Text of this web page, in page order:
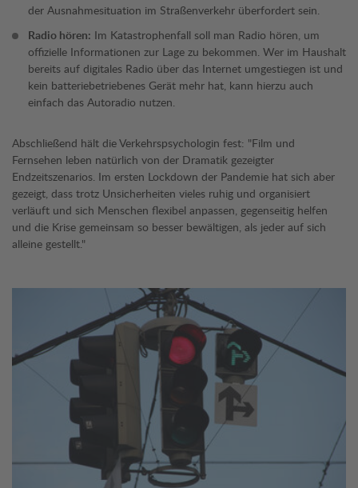
der Ausnahmesituation im Straßenverkehr überfordert sein.
Radio hören: Im Katastrophenfall soll man Radio hören, um
offizielle Informationen zur Lage zu bekommen. Wer im Haushalt
bereits auf digitales Radio über das Internet umgestiegen ist und
kein batteriebetriebenes Gerät mehr hat, kann hierzu auch
einfach das Autoradio nutzen.
Abschließend hält die Verkehrspsychologin fest: "Film und
Fernsehen leben natürlich von der Dramatik gezeigter
Endzeitszenarios. Im ersten Lockdown der Pandemie hat sich aber
gezeigt, dass trotz Unsicherheiten vieles ruhig und organisiert
verläuft und sich Menschen flexibel anpassen, gegenseitig helfen
und die Krise gemeinsam so besser bewältigen, als jeder auf sich
alleine gestellt."